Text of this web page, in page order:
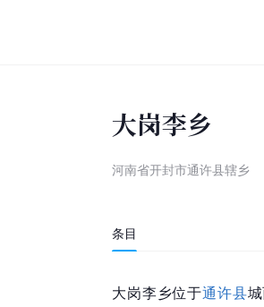
大岗李乡
河南省开封市通许县辖乡
条目
大岗李乡位于通许县